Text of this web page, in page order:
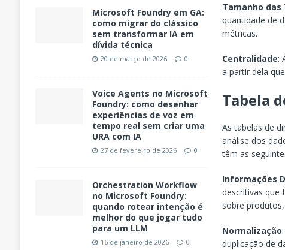
Tamanho das
quantidade de
métricas.
Centralidade:
a partir dela
Tabela
As tabelas de
análise dos
têm as
Informações
descritivas que
sobre
Normalização
duplicação de
Microsoft Foundry em GA:
como migrar do clássico
sem transformar IA em
dívida técnica
20 de março de 2026 0
Voice Agents no Microsoft
Foundry: como desenhar
experiências de voz em
tempo real sem criar uma
URA com IA
27 de fevereiro de 2026 0
Orchestration Workflow
no Microsoft Foundry:
quando rotear intenção é
melhor do que jogar tudo
para um LLM
16 de janeiro de 2026 0